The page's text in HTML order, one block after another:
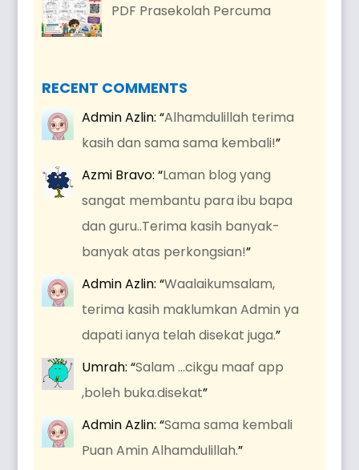
PDF Prasekolah Percuma
RECENT COMMENTS
Admin Azlin: “Alhamdulillah terima
kasih dan sama sama kembali!”
Azmi Bravo: “Laman blog yang
sangat membantu para ibu bapa
dan guru..Terima kasih banyak-
banyak atas perkongsian!”
Admin Azlin: “Waalaikumsalam,
terima kasih maklumkan Admin ya
dapati ianya telah disekat juga.”
Umrah: “Salam …cikgu maaf app
,boleh buka.disekat”
Admin Azlin: “Sama sama kembali
Puan Amin Alhamdulillah.”